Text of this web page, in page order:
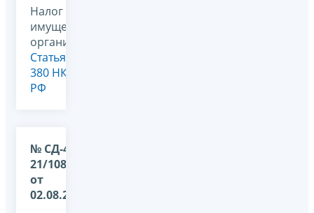
Налог на
имущество
организаций,
Статья
380 НК
РФ
№ СД-4-
21/10889@
от
02.08.2021